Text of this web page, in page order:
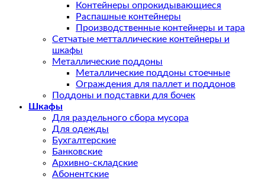
Контейнеры опрокидывающиеся
Распашные контейнеры
Производственные контейнеры и тара
Сетчатые метталлические контейнеры и
шкафы
Металлические поддоны
Металлические поддоны стоечные
Ограждения для паллет и поддонов
Поддоны и подставки для бочек
Шкафы
Для раздельного сбора мусора
Для одежды
Бухгалтерские
Банковские
Архивно-складские
Абонентские